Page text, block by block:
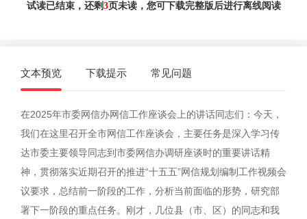
试读已结束，还剩3页未读，您可下载完整版后进行离线阅读
文本预览 下载提示 常见问题
在2025年市委网信办网信工作座谈会上的讲话同志们：今天，
我们在这里召开全市网信工作座谈会，主要任务是深入学习传
达市委主要领导同志到市委网信办调研座谈时的重要讲话精
神，贯彻落实近期召开的推进“十五五”网信规划编制工作视频会
议要求，总结前一阶段的工作，分析当前面临的形势，研究部
署下一阶段的重点任务。刚才，几位县（市、区）的同志和我